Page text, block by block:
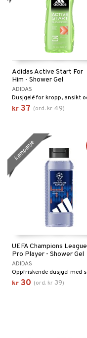
Adidas Active Start For
Him - Shower Gel
ADIDAS
kr 37 (ord. kr 49)
UEFA Champions League
Pro Player - Shower Gel
ADIDAS
kr 30 (ord. kr 39)
kampanje